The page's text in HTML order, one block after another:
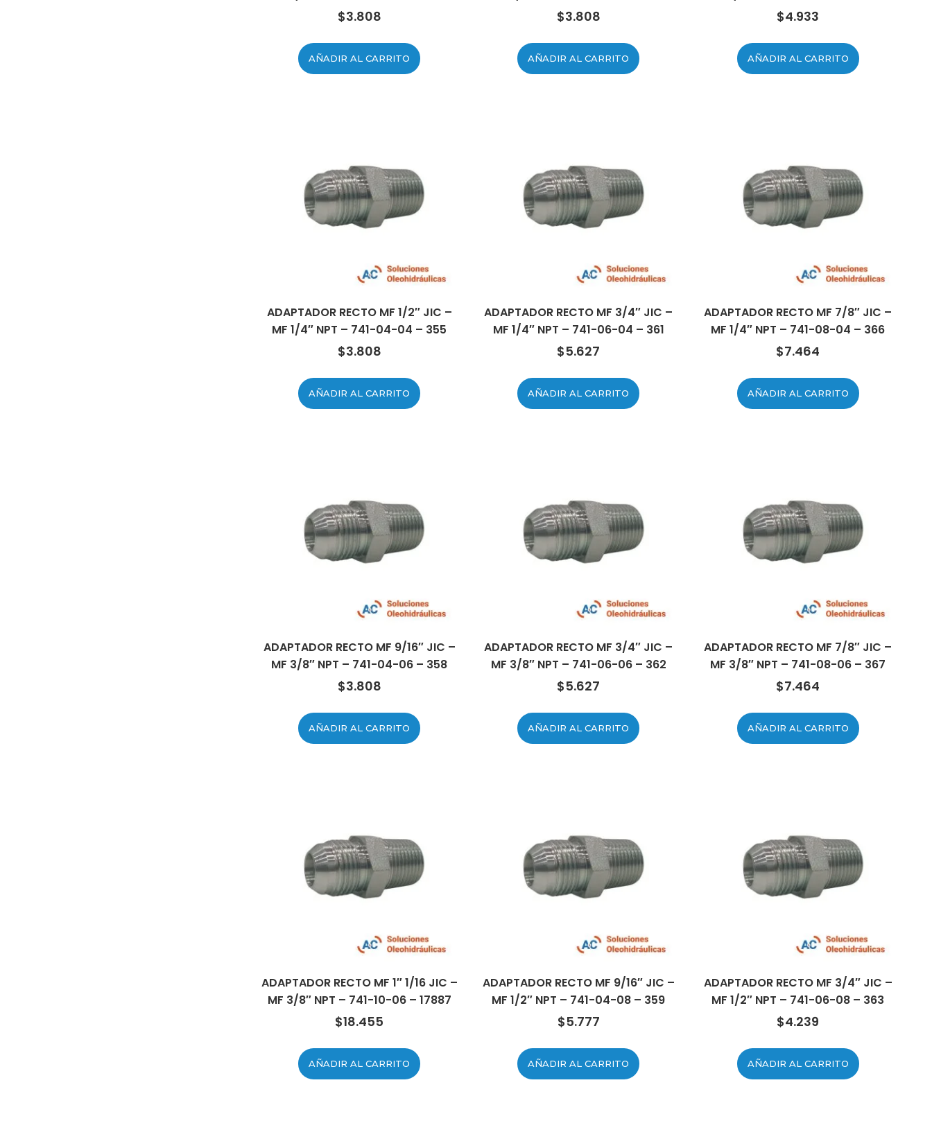
$3.808
AÑADIR AL CARRITO
$3.808
AÑADIR AL CARRITO
$4.933
AÑADIR AL CARRITO
ADAPTADOR RECTO MF 1/2″ JIC –
MF 1/4″ NPT – 741-04-04 – 355
$3.808
AÑADIR AL CARRITO
ADAPTADOR RECTO MF 3/4″ JIC –
MF 1/4″ NPT – 741-06-04 – 361
$5.627
AÑADIR AL CARRITO
ADAPTADOR RECTO MF 7/8″ JIC –
MF 1/4″ NPT – 741-08-04 – 366
$7.464
AÑADIR AL CARRITO
ADAPTADOR RECTO MF 9/16″ JIC –
MF 3/8″ NPT – 741-04-06 – 358
$3.808
AÑADIR AL CARRITO
ADAPTADOR RECTO MF 3/4″ JIC –
MF 3/8″ NPT – 741-06-06 – 362
$5.627
AÑADIR AL CARRITO
ADAPTADOR RECTO MF 7/8″ JIC –
MF 3/8″ NPT – 741-08-06 – 367
$7.464
AÑADIR AL CARRITO
ADAPTADOR RECTO MF 1″ 1/16 JIC –
MF 3/8″ NPT – 741-10-06 – 17887
$18.455
AÑADIR AL CARRITO
ADAPTADOR RECTO MF 9/16″ JIC –
MF 1/2″ NPT – 741-04-08 – 359
$5.777
AÑADIR AL CARRITO
ADAPTADOR RECTO MF 3/4″ JIC –
MF 1/2″ NPT – 741-06-08 – 363
$4.239
AÑADIR AL CARRITO